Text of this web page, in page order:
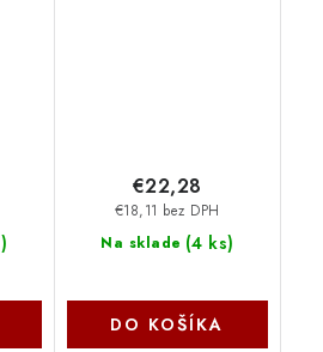
) Na sklade (4 ks)
€18,11 bez DPH
€22,28
DO KOŠÍKA